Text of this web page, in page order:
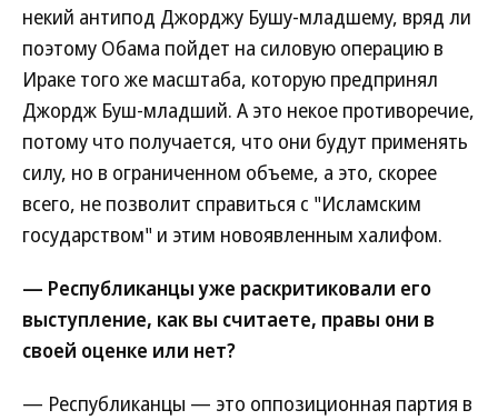
некий антипод Джорджу Бушу-младшему, вряд ли
поэтому Обама пойдет на силовую операцию в
Ираке того же масштаба, которую предпринял
Джордж Буш-младший. А это некое противоречие,
потому что получается, что они будут применять
силу, но в ограниченном объеме, а это, скорее
всего, не позволит справиться с "Исламским
государством" и этим новоявленным халифом.
— Республиканцы уже раскритиковали его
выступление, как вы считаете, правы они в
своей оценке или нет?
— Республиканцы — это оппозиционная партия в